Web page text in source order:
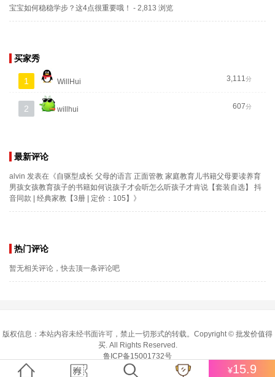
宝宝如何稳稳学步？这4点很重要哦！ - 2,813 浏览
买家秀
1 WillHui 3,111 分
2 willhui 607分
最新评论
alvin 发表在《自驱型成长 父母的语言 正面管教 家庭教育儿书籍父母要读养育
男孩女孩教育孩子的书籍如何说孩子才会听怎么听孩子才肯说【套装自选】 抖
音同款 | 经典家教【3册 | 定价：105】 》
热门评论
暂无相关评论，快去顶一条评论吧
版权信息：本站内容未经书面许可，禁止一切形式的转载。Copyright © 批发价值得
买. All Rights Reserved.
鲁ICP备15001732号
¥15.9